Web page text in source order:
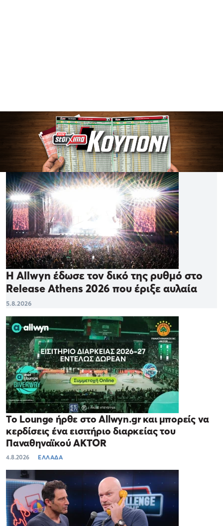
Η Allwyn έδωσε τον δικό της ρυθμό στο
Release Athens 2026 που έριξε αυλαία
5.8.2026
Το Lounge ήρθε στο Allwyn.gr και μπορείς να
κερδίσεις ένα εισιτήριο διαρκείας του
Παναθηναϊκού AKTOR
4.8.2026 ΕΛΛΑΔΑ